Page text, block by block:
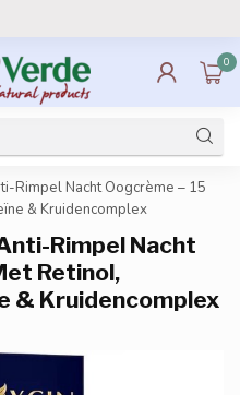
0
Rimpel Nacht Oogcrème – 15
& Kruidencomplex
Rimpel Nacht
Retinol,
& Kruidencomplex